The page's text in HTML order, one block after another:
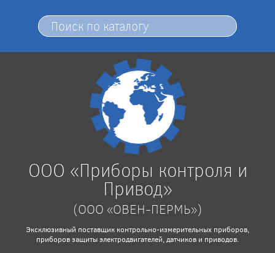
ООО «Приборы контроля и
Привод»
(ООО «ОВЕН-ПЕРМЬ»)
Эксклюзивный поставщик контрольно-измерительных приборов,
приборов защиты электродвигателей, датчиков и приводов.